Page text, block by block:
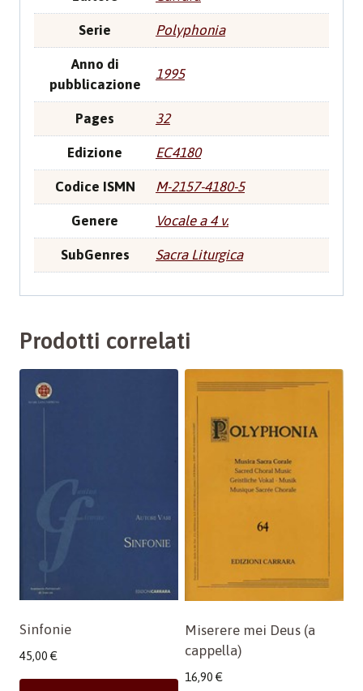
Serie Polyphonia
Anno di
pubblicazione
1995
Pages 32
Edizione EC4180
Codice ISMN M-2157-4180-5
Genere Vocale a 4 v.
SubGenres Sacra Liturgica
Prodotti correlati
Sinfonie
45,00 €
Miserere mei Deus (a
cappella)
16,90 €